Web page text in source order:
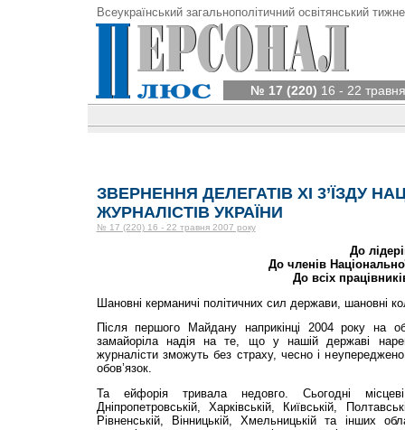
Всеукраїнський загальнополітичний освітянський
№ 17 (220) 16 - 22
ЗВЕРНЕННЯ ДЕЛЕГАТІВ XI 3’ЇЗДУ
ЖУРНАЛІСТІВ УКРАЇНИ
№ 17 (220) 16 - 22 травня 2007 року
До
До членів
До всіх
Шановні керманичі політичних сил держави, шановні
Після першого Майдану наприкінці 2004 року на
замайоріла надія на те, що у нашій державі
журналісти зможуть без страху, чесно і
обов’язок.
Та ейфорія тривала недовго. Сьогодні
Дніпропетровській, Харківській, Київській,
Рівненській, Вінницькій, Хмельницькій та інших